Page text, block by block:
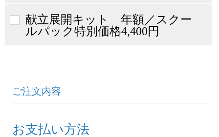
献立展開キット 年額／スクー
ルパック特別価格4,400円
ご注文内容
お支払い方法